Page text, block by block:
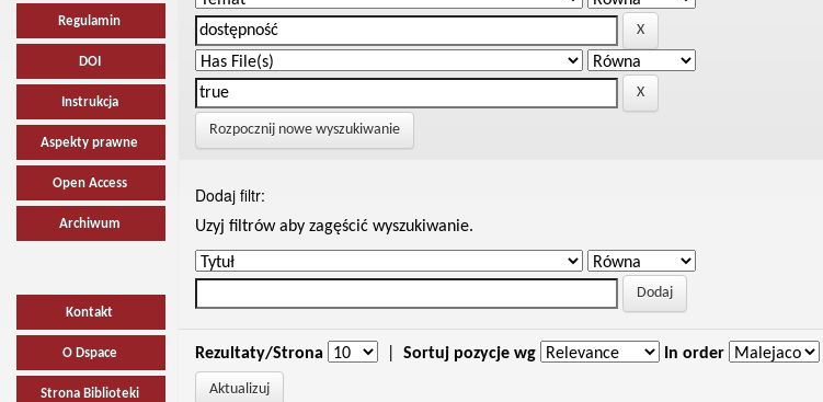
Regulamin
DOI
Instrukcja
Aspekty prawne
Open Access
Archiwum
Kontakt
O Dspace
Strona Biblioteki
Rozpocznij nowe wyszukiwanie
Dodaj filtr:
Uzyj filtrów aby zagęścić wyszukiwanie.
Rezultaty/Strona Sortuj pozycje wg In order